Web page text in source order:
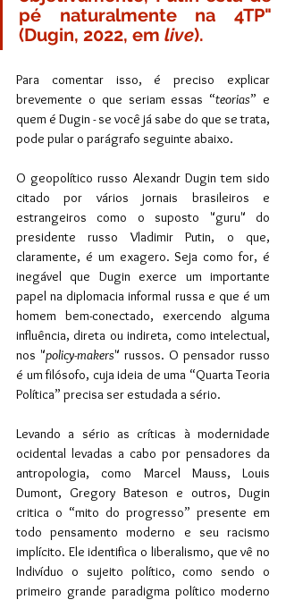
pé naturalmente na 4TP"
(Dugin, 2022, em live).
Para comentar isso, é preciso explicar
brevemente o que seriam essas “teorias” e
quem é Dugin - se você já sabe do que se trata,
pode pular o parágrafo seguinte abaixo.
O geopolítico russo Alexandr Dugin tem sido
citado por vários jornais brasileiros e
estrangeiros como o suposto "guru" do
presidente russo Vladimir Putin, o que,
claramente, é um exagero. Seja como for, é
inegável que Dugin exerce um importante
papel na diplomacia informal russa e que é um
homem bem-conectado, exercendo alguma
influência, direta ou indireta, como intelectual,
nos "policy-makers" russos. O pensador russo
é um filósofo, cuja ideia de uma “Quarta Teoria
Política” precisa ser estudada a sério.
Levando a sério as críticas à modernidade
ocidental levadas a cabo por pensadores da
antropologia, como Marcel Mauss, Louis
Dumont, Gregory Bateson e outros, Dugin
critica o “mito do progresso” presente em
todo pensamento moderno e seu racismo
implícito. Ele identifica o liberalismo, que vê no
Indivíduo o sujeito político, como sendo o
primeiro grande paradigma político moderno